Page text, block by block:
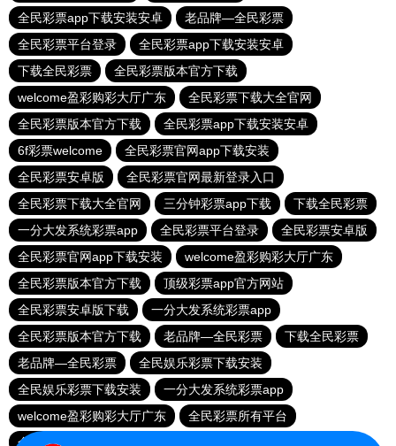
全民彩票app下载安装安卓
老品牌—全民彩票
全民彩票平台登录
全民彩票app下载安装安卓
下载全民彩票
全民彩票版本官方下载
welcome盈彩购彩大厅广东
全民彩票下载大全官网
全民彩票版本官方下载
全民彩票app下载安装安卓
6f彩票welcome
全民彩票官网app下载安装
全民彩票安卓版
全民彩票官网最新登录入口
全民彩票下载大全官网
三分钟彩票app下载
下载全民彩票
一分大发系统彩票app
全民彩票平台登录
全民彩票安卓版
全民彩票官网app下载安装
welcome盈彩购彩大厅广东
全民彩票版本官方下载
顶级彩票app官方网站
全民彩票安卓版下载
一分大发系统彩票app
全民彩票版本官方下载
老品牌—全民彩票
下载全民彩票
老品牌—全民彩票
全民娱乐彩票下载安装
全民娱乐彩票下载安装
一分大发系统彩票app
welcome盈彩购彩大厅广东
全民彩票所有平台
全民彩票官网最新登录入口